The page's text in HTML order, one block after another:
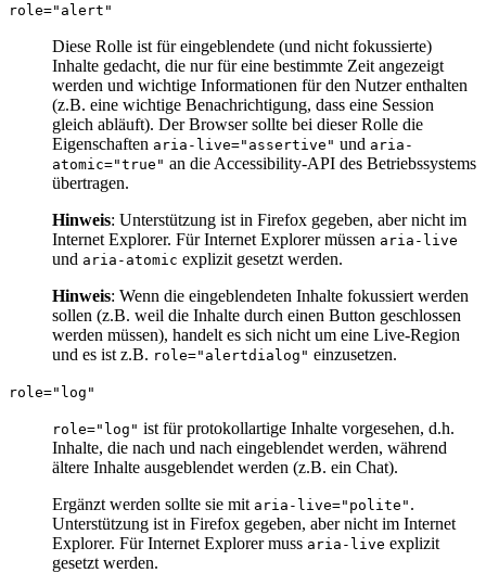
role="alert"
Diese Rolle ist für eingeblendete (und nicht fokussierte)
Inhalte gedacht, die nur für eine bestimmte Zeit angezeigt
werden und wichtige Informationen für den Nutzer enthalten
(z.B. eine wichtige Benachrichtigung, dass eine Session
gleich abläuft). Der Browser sollte bei dieser Rolle die
Eigenschaften aria-live="assertive" und aria-
atomic="true" an die Accessibility-API des Betriebssystems
übertragen.
Hinweis: Unterstützung ist in Firefox gegeben, aber nicht im
Internet Explorer. Für Internet Explorer müssen aria-live
und aria-atomic explizit gesetzt werden.
Hinweis: Wenn die eingeblendeten Inhalte fokussiert werden
sollen (z.B. weil die Inhalte durch einen Button geschlossen
werden müssen), handelt es sich nicht um eine Live-Region
und es ist z.B. role="alertdialog" einzusetzen.
role="log"
role="log" ist für protokollartige Inhalte vorgesehen, d.h.
Inhalte, die nach und nach eingeblendet werden, während
ältere Inhalte ausgeblendet werden (z.B. ein Chat).
Ergänzt werden sollte sie mit aria-live="polite" .
Unterstützung ist in Firefox gegeben, aber nicht im Internet
Explorer. Für Internet Explorer muss aria-live explizit
gesetzt werden.